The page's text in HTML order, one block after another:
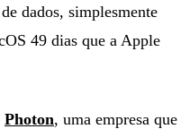
dados, simplesmente
49 dias que a Apple
Photon, uma empresa que